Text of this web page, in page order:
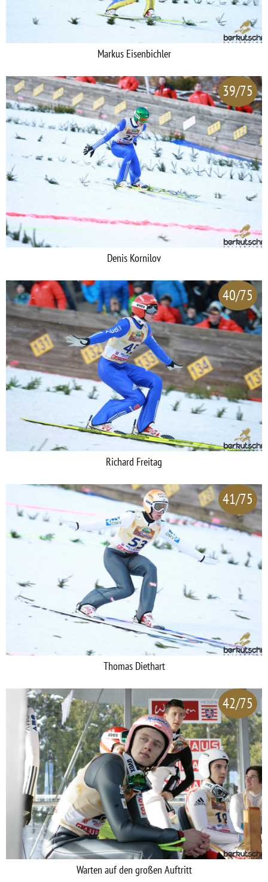
Markus Eisenbichler
39/75
Denis Kornilov
40/75
Richard Freitag
41/75
Thomas Diethart
42/75
Warten auf den großen Auftritt